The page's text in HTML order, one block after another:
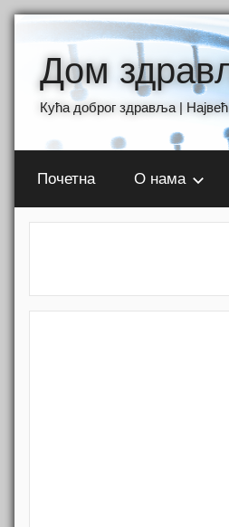
content
Дом
Кућа доброг здравља |
Почетна О нама